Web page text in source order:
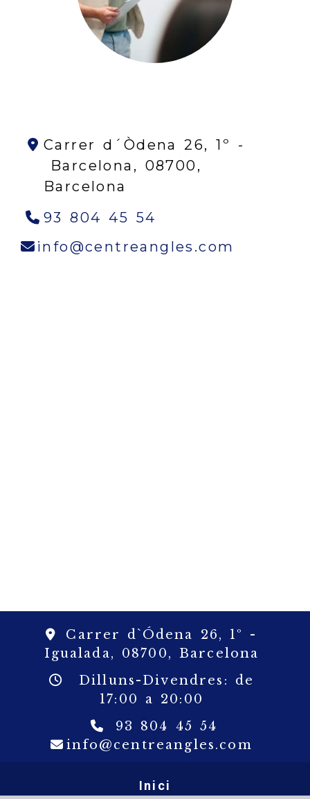
Carrer d´Òdena 26, 1º -
Barcelona, 08700,
Barcelona
93 804 45 54
info
centreangles.com
Carrer d`Ódena 26, 1º -
Igualada, 08700,Barcelona
Dilluns-Divendres: de
17:00 a 20:00
93 804 45 54
info
centreangles.com
Inici